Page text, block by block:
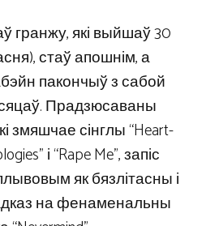
гранжу, які выйшаў 30
стаў апошнім, а
пакончыў з сабой
Прадзюсаваны
змяшчае сінглы “Heart-
і “Rape Me”, запіс
як бязлітасны і
на фенаменальны